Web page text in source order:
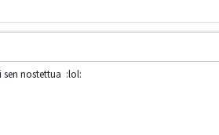
sen nostettua :lol: